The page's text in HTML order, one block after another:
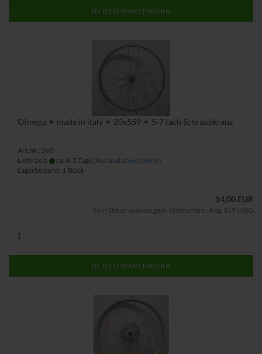
IN DEN WARENKORB
Ofmega ✶ made in italy ✶ 20x559 ✶ 5-7 fach Schraubkranz
Art.Nr.: 360
Lieferzeit:
ca. 4-5 Tage (Ausland abweichend)
Lagerbestand: 1 Stück
14,00 EUR
Kein Steuerausweis gem. Kleinuntern.-Reg. §19 UStG
IN DEN WARENKORB